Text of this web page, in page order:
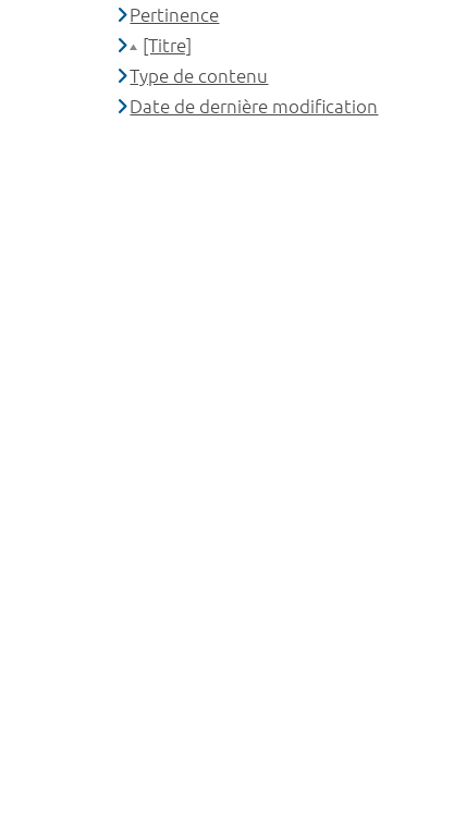
Pertinence
[Titre]
Type de contenu
Date de dernière modification